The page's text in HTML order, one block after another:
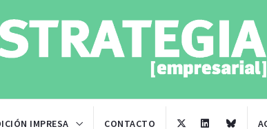
IMPRESA CONTACTO